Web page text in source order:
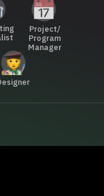
Project/
Program
Manager